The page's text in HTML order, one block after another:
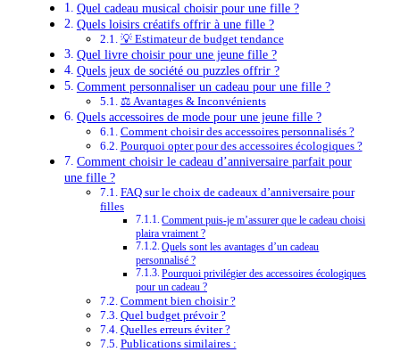
Quel cadeau musical choisir pour une fille ?
Quels loisirs créatifs offrir à une fille ?
💡 Estimateur de budget tendance
Quel livre choisir pour une jeune fille ?
Quels jeux de société ou puzzles offrir ?
Comment personnaliser un cadeau pour une fille ?
⚖️ Avantages & Inconvénients
Quels accessoires de mode pour une jeune fille ?
Comment choisir des accessoires personnalisés ?
Pourquoi opter pour des accessoires écologiques ?
Comment choisir le cadeau d’anniversaire parfait pour
une fille ?
FAQ sur le choix de cadeaux d’anniversaire pour
filles
Comment puis-je m’assurer que le cadeau choisi
plaira vraiment ?
Quels sont les avantages d’un cadeau
personnalisé ?
Pourquoi privilégier des accessoires écologiques
pour un cadeau ?
Comment bien choisir ?
Quel budget prévoir ?
Quelles erreurs éviter ?
Publications similaires :